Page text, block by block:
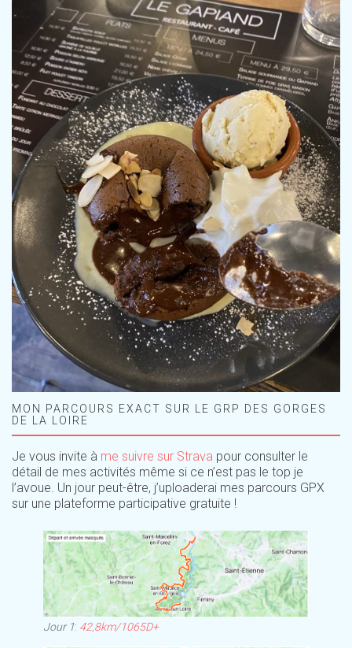
MON PARCOURS EXACT SUR LE GRP DES GORGES
DE LA LOIRE
Je vous invite à me suivre sur Strava pour consulter le
détail de mes activités même si ce n’est pas le top je
l’avoue. Un jour peut-être, j’uploaderai mes parcours GPX
sur une plateforme participative gratuite !
Jour 1: 42,8km/1065D+